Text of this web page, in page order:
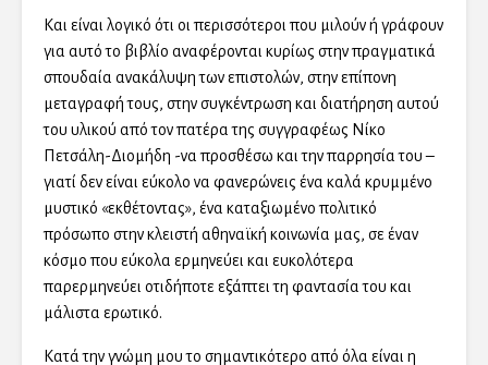
Και είναι λογικό ότι οι περισσότεροι που μιλούν ή γράφουν
για αυτό το βιβλίο αναφέρονται κυρίως στην πραγματικά
σπουδαία ανακάλυψη των επιστολών, στην επίπονη
μεταγραφή τους, στην συγκέντρωση και διατήρηση αυτού
του υλικού από τον πατέρα της συγγραφέως Νίκο
Πετσάλη-Διομήδη -να προσθέσω και την παρρησία του –
γιατί δεν είναι εύκολο να φανερώνεις ένα καλά κρυμμένο
μυστικό «εκθέτοντας», ένα καταξιωμένο πολιτικό
πρόσωπο στην κλειστή αθηναϊκή κοινωνία μας, σε έναν
κόσμο που εύκολα ερμηνεύει και ευκολότερα
παρερμηνεύει οτιδήποτε εξάπτει τη φαντασία του και
μάλιστα ερωτικό.
Κατά την γνώμη μου το σημαντικότερο από όλα είναι η